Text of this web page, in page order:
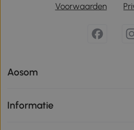
Voorwaarden
Aosom
Informatie